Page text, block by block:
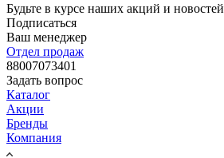
Будьте в курсе наших акций и новостей
Подписаться
Ваш менеджер
Отдел продаж
88007073401
Задать вопрос
Каталог
Акции
Бренды
Компания